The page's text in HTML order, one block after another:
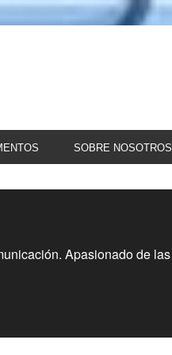
SOBRE NOSOTROS
Apasionado de las